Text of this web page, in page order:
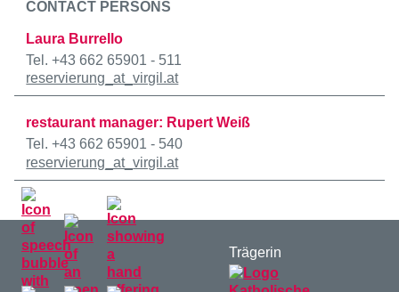
CONTACT PERSONS
Laura Burrello
Tel. +43 662 65901 - 511
reservierung _at_virgil.at
restaurant manager: Rupert Weiß
Tel. +43 662 65901 - 540
reservierung _at_virgil.at
Trägerin